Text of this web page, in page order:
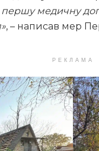
першу медичну
, – написав мер
РЕКЛАМА